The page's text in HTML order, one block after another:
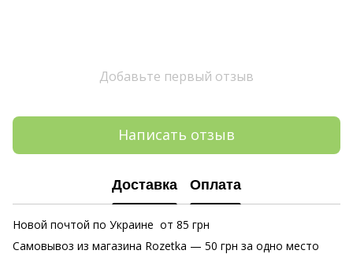
Добавьте первый отзыв
Написать отзыв
Доставка Оплата
Новой почтой по Украине от 85 грн
Самовывоз из магазина Rozetka — 50 грн за одно место